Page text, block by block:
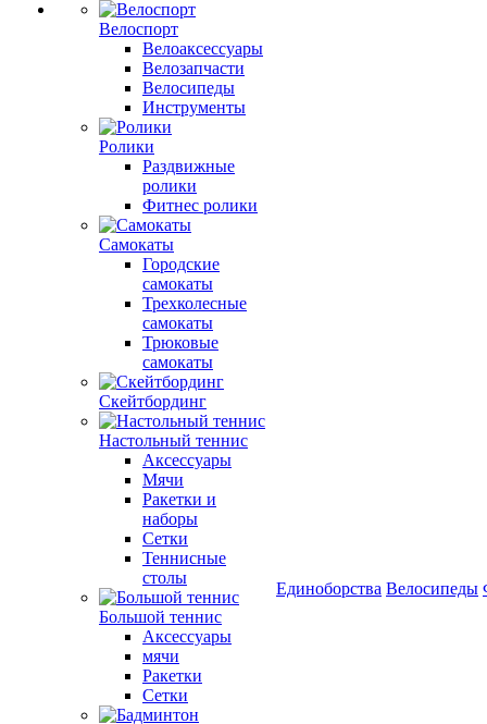
Велоспорт
Велоаксессуары
Велозапчасти
Велосипеды
Инструменты
Ролики
Раздвижные
ролики
Фитнес ролики
Самокаты
Городские
самокаты
Трехколесные
самокаты
Трюковые
самокаты
Скейтбординг
Настольный теннис
Аксессуары
Мячи
Ракетки и
наборы
Сетки
Теннисные
столы
Большой теннис
Аксессуары
мячи
Ракетки
Сетки
Единоборства Велосипеды